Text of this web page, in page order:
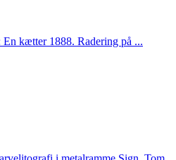
kætter 1888. Radering på ...